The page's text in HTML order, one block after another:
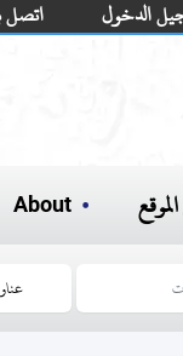
اتصل الدخول
About